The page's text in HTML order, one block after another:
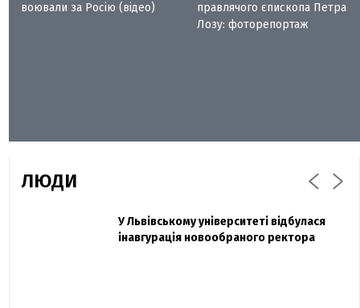
воювали за Росію (відео)
правлячого єпископа Петра
Лозу: фоторепортаж
ЛЮДИ
Павло Дак
«Час не лікує, лише притуплює біль»:
Захисник "Азовсталі" Діанов вдруге
одружився та показав фото з весілля
У Львівському університеті відбулася
інавгурація новообраного ректора